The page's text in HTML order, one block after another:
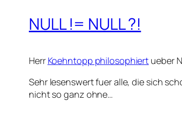
NULL != NULL ?!
Herr Koehntopp philosophiert ueber
Sehr lesenswert fuer alle, die sich
nicht so ganz ohne…